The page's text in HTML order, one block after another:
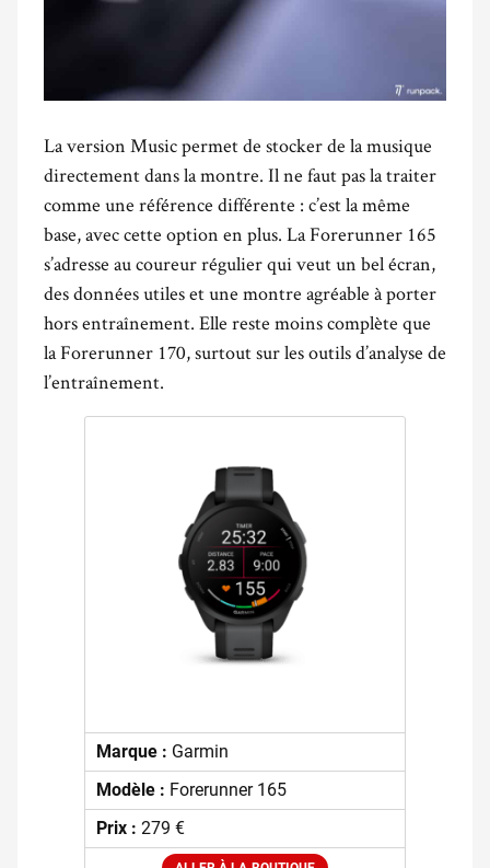
La version Music permet de stocker de la musique
directement dans la montre. Il ne faut pas la traiter
comme une référence différente : c’est la même
base, avec cette option en plus. La Forerunner 165
s’adresse au coureur régulier qui veut un bel écran,
des données utiles et une montre agréable à porter
hors entraînement. Elle reste moins complète que
la Forerunner 170, surtout sur les outils d’analyse de
l’entraînement.
Marque : Garmin
Modèle : Forerunner 165
Prix : 279 €